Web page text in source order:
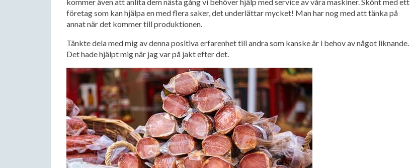
företag som kan hjälpa en med flera saker, det underlättar mycket! Man har nog med att tänka på
annat när det kommer till produktionen.
Tänkte dela med mig av denna positiva erfarenhet till andra som kanske är i behov av något liknande.
Det hade hjälpt mig när jag var på jakt efter det.